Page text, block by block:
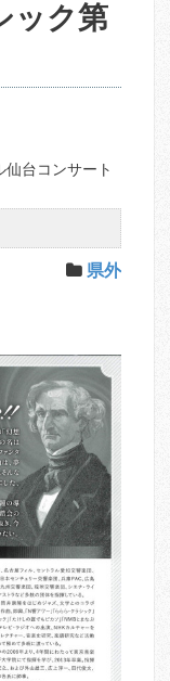
ック第
台コンサート
県外